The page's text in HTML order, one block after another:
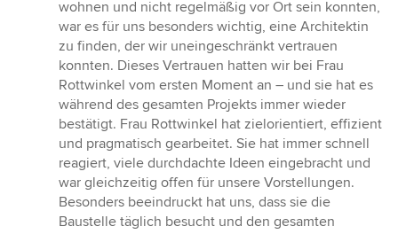
wohnen und nicht regelmäßig vor Ort sein konnten,
war es für uns besonders wichtig, eine Architektin
zu finden, der wir uneingeschränkt vertrauen
konnten. Dieses Vertrauen hatten wir bei Frau
Rottwinkel vom ersten Moment an – und sie hat es
während des gesamten Projekts immer wieder
bestätigt. Frau Rottwinkel hat zielorientiert, effizient
und pragmatisch gearbeitet. Sie hat immer schnell
reagiert, viele durchdachte Ideen eingebracht und
war gleichzeitig offen für unsere Vorstellungen.
Besonders beeindruckt hat uns, dass sie die
Baustelle täglich besucht und den gesamten